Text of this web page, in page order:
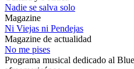
Nadie se salva solo
Magazine
Ni Viejas ni Pendejas
Magazine de actualidad
No me pises
Programa musical dedicado al